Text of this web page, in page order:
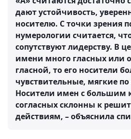
дают устойчивость,
носителю. С точки зрения
нумерологии считается,
сопутствуют лидерству. В
имени много гласных или
гласной, то его носители
чувствительные, мягкие по
Носители имен с большим
согласных склонны к
действиям, – объяснила